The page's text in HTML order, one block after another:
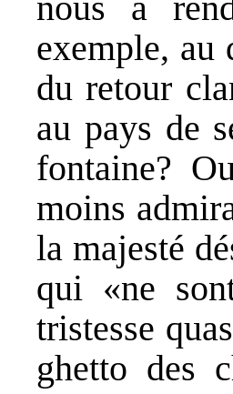
exemple, au
du retour
au pays de
fontaine?
moins
la majesté
qui «ne
tristesse
ghetto des